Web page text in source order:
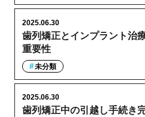
歯列矯正とインプラント治
重要性
2025.06.30
未分類
歯列矯正中の引越し手続き
2025.06.30